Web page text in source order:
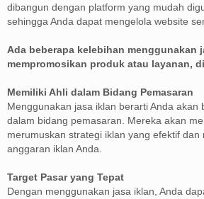
dibangun dengan platform yang mudah
sehingga Anda dapat mengelola website
Ada beberapa kelebihan menggunakan
mempromosikan produk atau layanan,
Memiliki Ahli dalam Bidang Pemasaran
Menggunakan jasa iklan berarti Anda akan
dalam bidang pemasaran. Mereka akan
merumuskan strategi iklan yang efektif dan
anggaran iklan Anda.
Target Pasar yang Tepat
Dengan menggunakan jasa iklan, Anda